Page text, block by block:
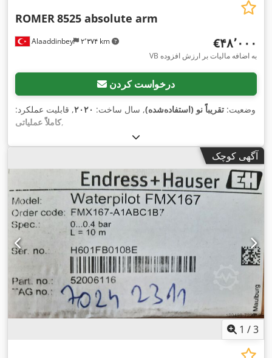
Alaaddinbey ۲٬۳۷۴ km
ROMER 8525 absolute arm
‎€۴۸٬۰۰۰
VB به اضافه مالیات بر ارزش افزوده
درخواست کردن
وضعیت: تقریباً نو (استفاده‌شده), سال ساخت: ۲۰۲۰, قابلیت عملکرد:
کاملاً عملیاتی,
آگهی کوچک
1 /3